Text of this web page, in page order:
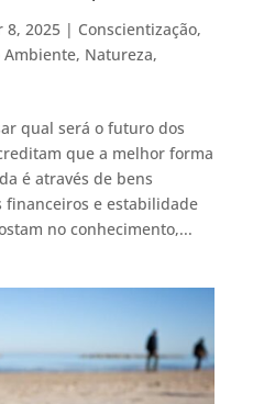
8, 2025| Conscientização,
Ambiente, Natureza,
qual será o futuro dos
que a melhor forma
é através de bens
e estabilidade
no conhecimento,...